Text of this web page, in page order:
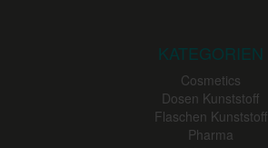
KATEGORIEN
Cosmetics
Dosen Kunststoff
Flaschen Kunststoff
Pharma